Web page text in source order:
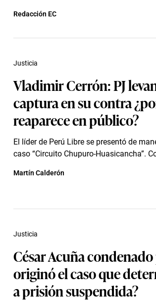
Redacción EC
Vladimir Cerrón: PJ
captura en su contra
reaparece en público?
El líder de Perú Libre se presentó de
caso “Circuito Chupuro-Huasicancha”.
Justicia
Martín Calderón
César Acuña condenado
originó el caso que
a prisión suspendida?
Justicia